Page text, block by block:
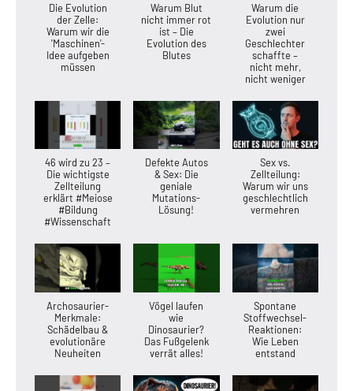
Die Evolution
der Zelle:
Warum wir die
'Maschinen'-
Idee aufgeben
müssen
Warum Blut
nicht immer rot
ist – Die
Evolution des
Blutes
Warum die
Evolution nur
zwei
Geschlechter
schaffte –
nicht mehr,
nicht weniger
46 wird zu 23 –
Die wichtigste
Zellteilung
erklärt #Meiose
#Bildung
#Wissenschaft
Defekte Autos
& Sex: Die
geniale
Mutations-
Lösung!
Sex vs.
Zellteilung:
Warum wir uns
geschlechtlich
vermehren
Archosaurier-
Merkmale:
Schädelbau &
evolutionäre
Neuheiten
Vögel laufen
wie
Dinosaurier?
Das Fußgelenk
verrät alles!
Spontane
Stoffwechsel-
Reaktionen:
Wie Leben
entstand